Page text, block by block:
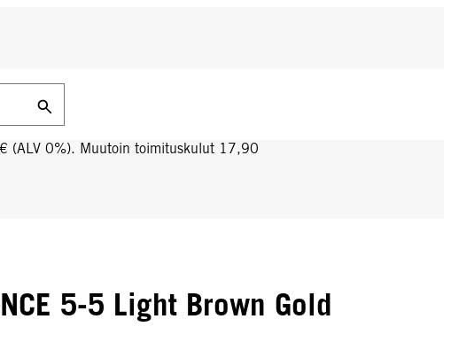
(ALV 0%). Muutoin toimituskulut 17,90
5-5 Light Brown Gold